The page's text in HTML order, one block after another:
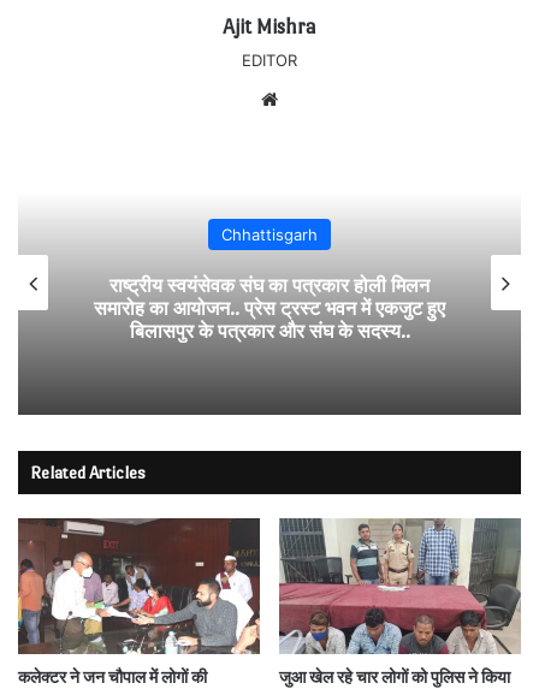
Ajit Mishra
EDITOR
Chhattisgarh
राष्ट्रीय स्वयंसेवक संघ का पत्रकार होली मिलन
समारोह का आयोजन.. प्रेस ट्रस्ट भवन में एकजुट हुए
बिलासपुर के पत्रकार और संघ के सदस्य..
Related Articles
कलेक्टर ने जन चौपाल में लोगों की
जुआ खेल रहे चार लोगों को पुलिस ने किया